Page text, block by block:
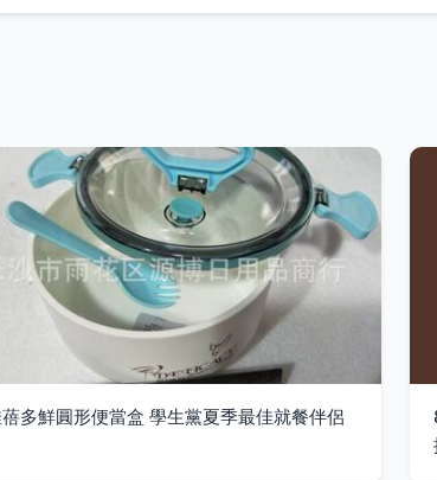
多鮮圓形便當盒 學生黨夏季最佳就餐伴侶